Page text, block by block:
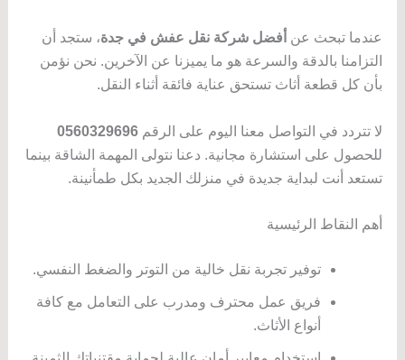
عندما تبحث عن أفضل شركة نقل عفش في جدة، ستجد أن
التزامنا بالدقة والسرعة هو ما يميزنا عن الآخرين. نحن نؤمن
بأن كل قطعة أثاث تستحق عناية فائقة أثناء النقل.
لا تتردد في التواصل معنا اليوم على الرقم 0560329696
للحصول على استشارة مجانية. دعنا نتولى المهمة الشاقة بينما
تستعد أنت لبداية جديدة في منزلك الجديد بكل طمأنينة.
أهم النقاط الرئيسية
توفير تجربة نقل خالية من التوتر والضغط النفسي.
فريق عمل محترف ومدرب على التعامل مع كافة
أنواع الأثاث.